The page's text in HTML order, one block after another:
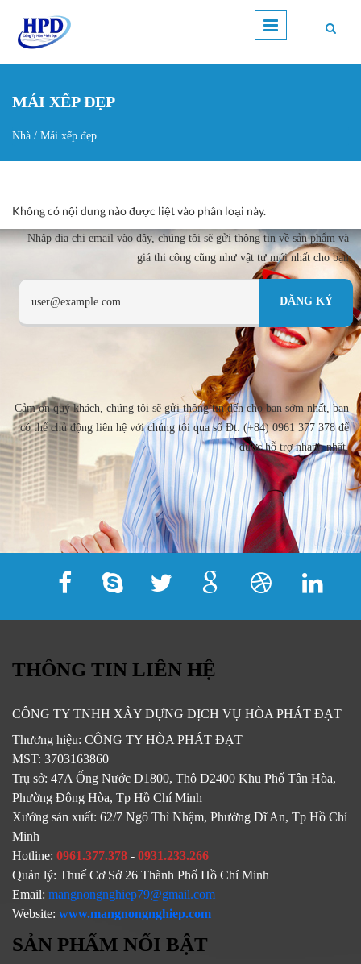
MÁI XẾP ĐẸP
Nhà / Mái xếp đẹp
Không có nội dung nào được liệt vào phân loại này.
Nhập địa chi email vào đây, chúng tôi sẽ gửi thông tin về sản phẩm và
giá thi công cũng như vật tư mới nhất cho bạn
Cảm ơn quý khách, chúng tôi sẽ gửi thông tin đến cho bạn sớm nhất, bạn
có thể chủ động liên hệ với chúng tôi qua số Đt: (+84) 0961 377 378 để
được hỗ trợ nhanh nhất.
THÔNG TIN LIÊN HỆ
CÔNG TY TNHH XÂY DỰNG DỊCH VỤ HÒA PHÁT ĐẠT
Thương hiệu: CÔNG TY HÒA PHÁT ĐẠT
MST: 3703163860
Trụ sở: 47A Ống Nước D1800, Thô D2400 Khu Phố Tân Hòa,
Phường Đông Hòa, Tp Hồ Chí Minh
Xưởng sản xuất: 62/7 Ngô Thì Nhậm, Phường Dĩ An, Tp Hồ Chí
Minh
Hotline: 0961.377.378 - 0931.233.266
Quản lý: Thuế Cơ Sở 26 Thành Phố Hồ Chí Minh
Email: mangnongnghiep79@gmail.com
Website: www.mangnongnghiep.com
SẢN PHẨM NỔI BẬT